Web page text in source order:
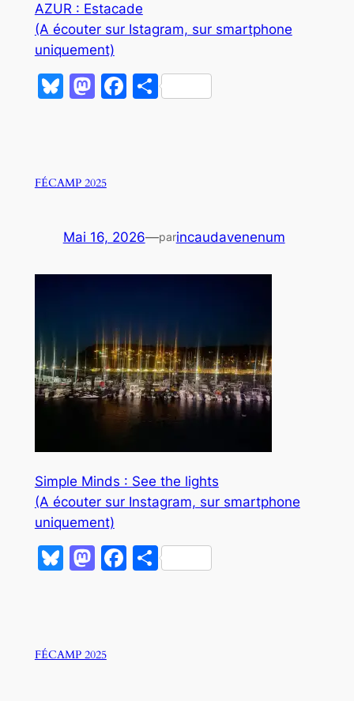
AZUR : Estacade
(A écouter sur Istagram, sur smartphone
uniquement)
Bluesky
Mastodon
Facebook
Partager
FÉCAMP 2025
Mai 16, 2026—parincaudavenenum
Simple Minds : See the lights
(A écouter sur Instagram, sur smartphone
uniquement)
Bluesky
Mastodon
Facebook
Partager
FÉCAMP 2025